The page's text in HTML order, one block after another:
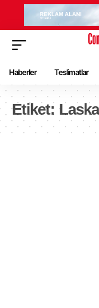
Haberler Teslimatlar
Etiket: Laska